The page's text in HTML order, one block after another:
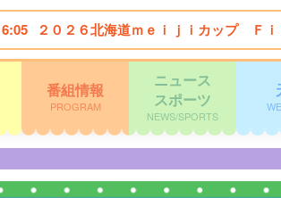
２０２６北海道ｍｅｉｊｉカップ Ｆ
番組情報
PROGRAM
ニュース
スポーツ
NEWS/SPORTS